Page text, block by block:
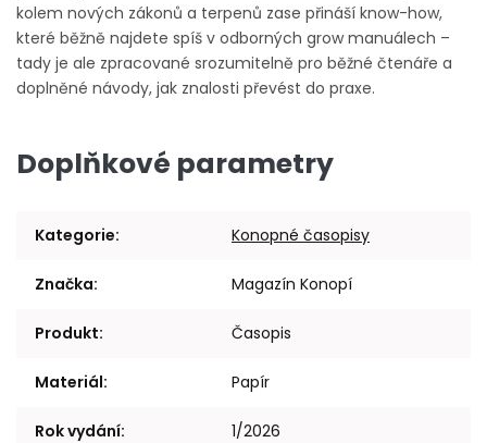
kolem nových zákonů a terpenů zase přináší know-how,
které běžně najdete spíš v odborných grow manuálech –
tady je ale zpracované srozumitelně pro běžné čtenáře a
doplněné návody, jak znalosti převést do praxe.
Doplňkové parametry
Kategorie: Konopné časopisy
Značka: Magazín Konopí
Produkt: Časopis
Materiál: Papír
Rok vydání: 1/2026